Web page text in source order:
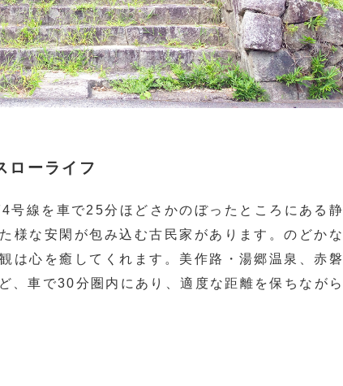
ローライフ
号線を車で25分ほどさかのぼったところにある静
様な安閑が包み込む古民家があります。のどかな
は心を癒してくれます。美作路・湯郷温泉、赤磐
、車で30分圏内にあり、適度な距離を保ちながら